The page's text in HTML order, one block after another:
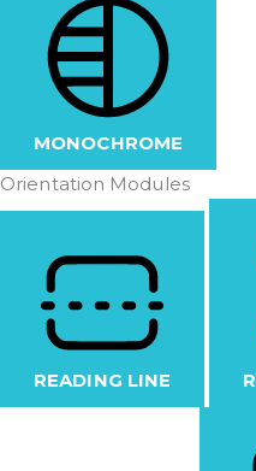
MONOCHROME
Orientation Modules
READING LINE